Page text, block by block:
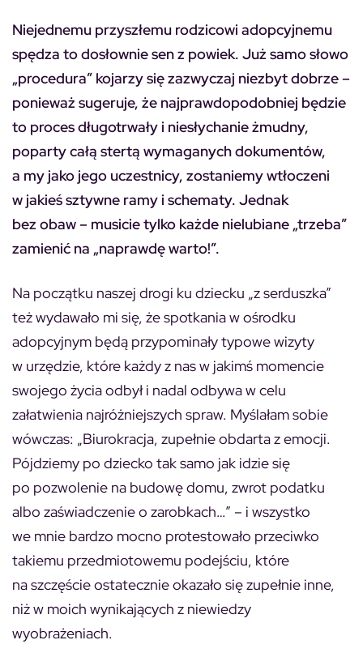
Niejednemu przyszłemu rodzicowi adopcyjnemu
spędza to dosłownie sen z powiek. Już samo słowo
„procedura” kojarzy się zazwyczaj niezbyt dobrze –
ponieważ sugeruje, że najprawdopodobniej będzie
to proces długotrwały i niesłychanie żmudny,
poparty całą stertą wymaganych dokumentów,
a my jako jego uczestnicy, zostaniemy wtłoczeni
w jakieś sztywne ramy i schematy. Jednak
bez obaw – musicie tylko każde nielubiane „trzeba”
zamienić na „naprawdę warto!”.
Na początku naszej drogi ku dziecku „z serduszka”
też wydawało mi się, że spotkania w ośrodku
adopcyjnym będą przypominały typowe wizyty
w urzędzie, które każdy z nas w jakimś momencie
swojego życia odbył i nadal odbywa w celu
załatwienia najróżniejszych spraw. Myślałam sobie
wówczas: „Biurokracja, zupełnie obdarta z emocji.
Pójdziemy po dziecko tak samo jak idzie się
po pozwolenie na budowę domu, zwrot podatku
albo zaświadczenie o zarobkach…” – i wszystko
we mnie bardzo mocno protestowało przeciwko
takiemu przedmiotowemu podejściu, które
na szczęście ostatecznie okazało się zupełnie inne,
niż w moich wynikających z niewiedzy
wyobrażeniach.